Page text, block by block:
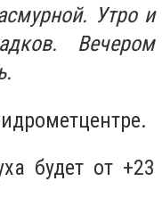
Утро и
Вечером
будет от +23